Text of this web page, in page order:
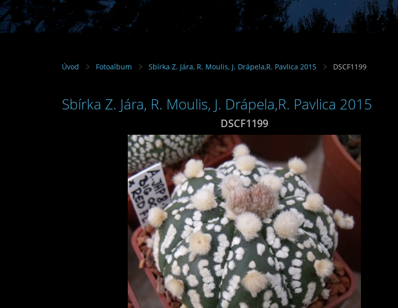
Úvod Fotoalbum Sbírka Z. Jára, R. Moulis, J. Drápela,R. Pavlica 2015 DSCF1199
Sbírka Z. Jára, R. Moulis, J. Drápela,R. Pavlica 2015
DSCF1199